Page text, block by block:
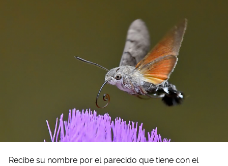
Recibe su nombre por el parecido que tiene con el